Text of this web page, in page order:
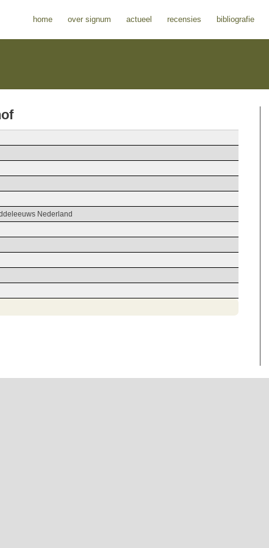
home over signum actueel recensies bibliografie
Nederland